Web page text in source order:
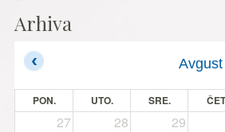
Arhiva
PON. UTO. SRE.
27 28 29